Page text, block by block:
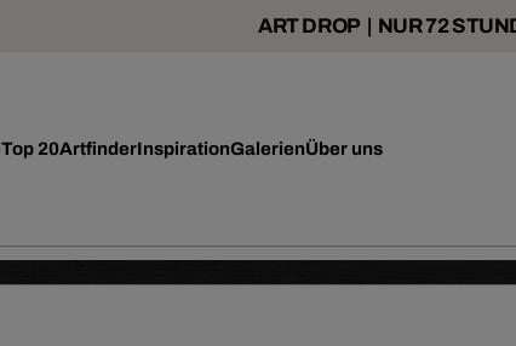
ART DROP | NUR 72
Top 20ArtfinderInspirationGalerienÜber uns